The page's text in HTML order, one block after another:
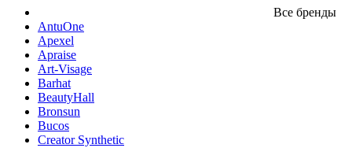
Все бренды
AntuOne
Apexel
Apraise
Art-Visage
Barhat
BeautyHall
Bronsun
Bucos
Creator Synthetic